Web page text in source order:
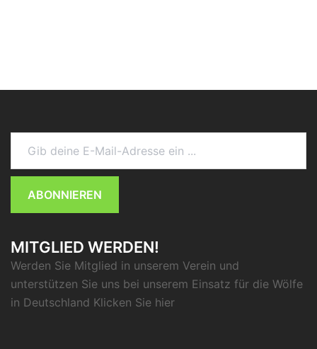
Gib deine E-Mail-Adresse ein ...
ABONNIEREN
MITGLIED WERDEN!
Werden Sie Mitglied in unserem Verein und
unterstützen Sie uns bei unserem Einsatz für die Wölfe
in Deutschland Klicken Sie hier